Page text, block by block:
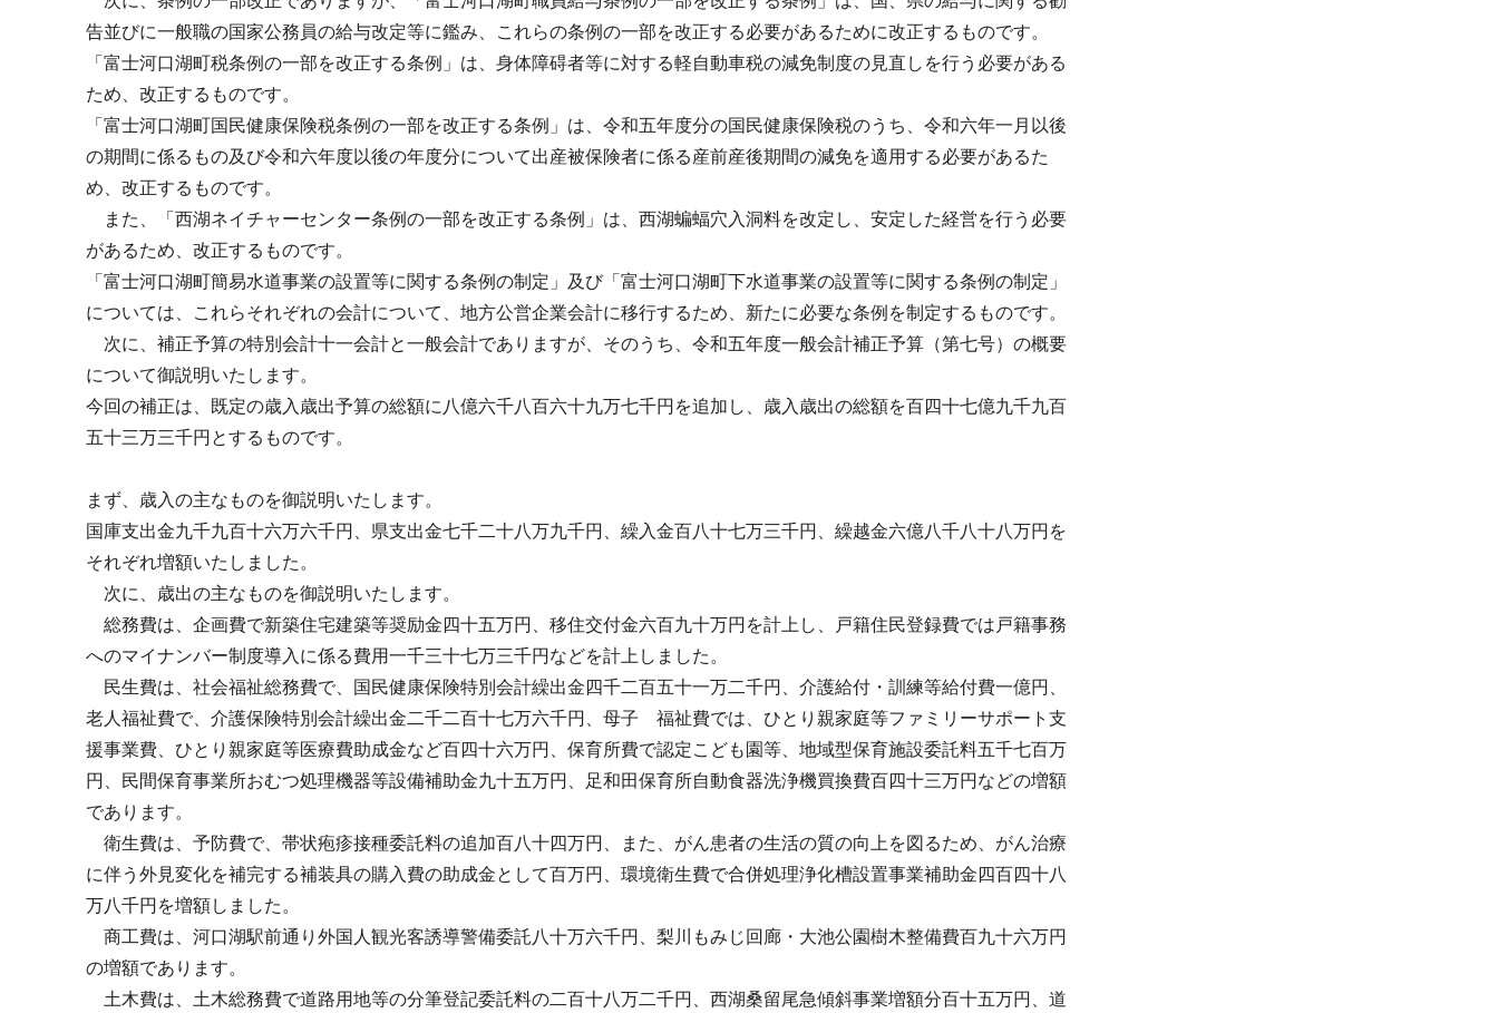
告並びに一般職の国家公務員の給与改定等に鑑み、これらの条例の一部を改正する必要があるために改正するものです。
「富士河口湖町税条例の一部を改正する条例」は、身体障碍者等に対する軽自動車税の減免制度の見直しを行う必要がある
ため、改正するものです。
「富士河口湖町国民健康保険税条例の一部を改正する条例」は、令和五年度分の国民健康保険税のうち、令和六年一月以後
の期間に係るもの及び令和六年度以後の年度分について出産被保険者に係る産前産後期間の減免を適用する必要があるた
め、改正するものです。
また、「西湖ネイチャーセンター条例の一部を改正する条例」は、西湖蝙蝠穴入洞料を改定し、安定した経営を行う必要
があるため、改正するものです。
「富士河口湖町簡易水道事業の設置等に関する条例の制定」及び「富士河口湖町下水道事業の設置等に関する条例の制定」
については、これらそれぞれの会計について、地方公営企業会計に移行するため、新たに必要な条例を制定するものです。
次に、補正予算の特別会計十一会計と一般会計でありますが、そのうち、令和五年度一般会計補正予算（第七号）の概要
について御説明いたします。
今回の補正は、既定の歳入歳出予算の総額に八億六千八百六十九万七千円を追加し、歳入歳出の総額を百四十七億九千九百
五十三万三千円とするものです。
まず、歳入の主なものを御説明いたします。
国庫支出金九千九百十六万六千円、県支出金七千二十八万九千円、繰入金百八十七万三千円、繰越金六億八千八十八万円を
それぞれ増額いたしました。
次に、歳出の主なものを御説明いたします。
総務費は、企画費で新築住宅建築等奨励金四十五万円、移住交付金六百九十万円を計上し、戸籍住民登録費では戸籍事務
へのマイナンバー制度導入に係る費用一千三十七万三千円などを計上しました。
民生費は、社会福祉総務費で、国民健康保険特別会計繰出金四千二百五十一万二千円、介護給付・訓練等給付費一億円、
老人福祉費で、介護保険特別会計繰出金二千二百十七万六千円、母子 福祉費では、ひとり親家庭等ファミリーサポート支
援事業費、ひとり親家庭等医療費助成金など百四十六万円、保育所費で認定こども園等、地域型保育施設委託料五千七百万
円、民間保育事業所おむつ処理機器等設備補助金九十五万円、足和田保育所自動食器洗浄機買換費百四十三万円などの増額
であります。
衛生費は、予防費で、帯状疱疹接種委託料の追加百八十四万円、また、がん患者の生活の質の向上を図るため、がん治療
に伴う外見変化を補完する補装具の購入費の助成金として百万円、環境衛生費で合併処理浄化槽設置事業補助金四百四十八
万八千円を増額しました。
商工費は、河口湖駅前通り外国人観光客誘導警備委託八十万六千円、梨川もみじ回廊・大池公園樹木整備費百九十六万円
の増額であります。
土木費は、土木総務費で道路用地等の分筆登記委託料の二百十八万二千円、西湖桑留尾急傾斜事業増額分百十五万円、道